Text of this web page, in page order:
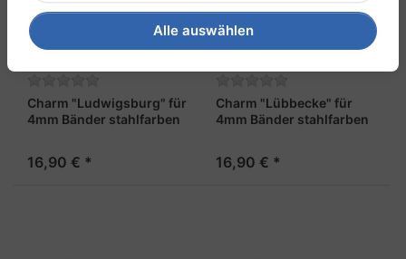
Charm "Ludwigsburg" für
4mm Bänder stahlfarben
16,90 € *
Charm "Lübbecke" für
4mm Bänder stahlfarben
16,90 € *
Alle auswählen